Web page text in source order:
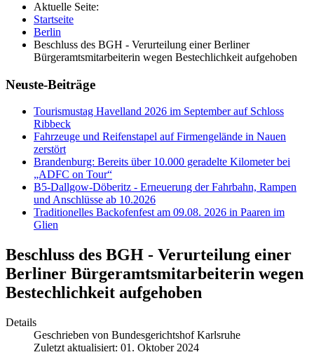
Aktuelle Seite:
Startseite
Berlin
Beschluss des BGH - Verurteilung einer Berliner
Bürgeramtsmitarbeiterin wegen Bestechlichkeit aufgehoben
Neuste-Beiträge
Tourismustag Havelland 2026 im September auf Schloss
Ribbeck
Fahrzeuge und Reifenstapel auf Firmengelände in Nauen
zerstört
Brandenburg: Bereits über 10.000 geradelte Kilometer bei
„ADFC on Tour“
B5-Dallgow-Döberitz - Erneuerung der Fahrbahn, Rampen
und Anschlüsse ab 10.2026
Traditionelles Backofenfest am 09.08. 2026 in Paaren im
Glien
Beschluss des BGH - Verurteilung einer
Berliner Bürgeramtsmitarbeiterin wegen
Bestechlichkeit aufgehoben
Details
Geschrieben von Bundesgerichtshof Karlsruhe
Zuletzt aktualisiert: 01. Oktober 2024